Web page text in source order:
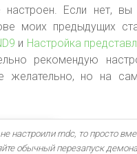
Если нет,
моих предыдущих
и Настройка
рекомендую
желательно, но на
настроили rndc, то просто
обычный перезапуск